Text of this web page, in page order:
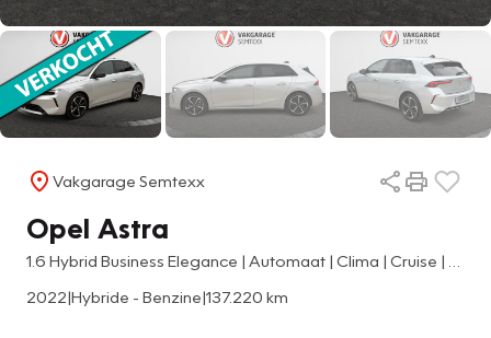
Vakgarage Semtexx
Opel Astra
2022|Hybride - Benzine|137.220 km